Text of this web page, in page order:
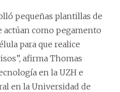
pequeñas plantillas de
actúan como pegamento
para que realice
afirma Thomas
en la UZH e
en la Universidad de